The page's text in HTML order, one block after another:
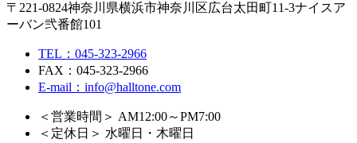
〒221-0824神奈川県横浜市神奈川区広台太田町11-3ナイスア
ーバン弐番館101
TEL：045-323-2966
FAX：045-323-2966
E-mail：info@halltone.com
＜営業時間＞ AM12:00～PM7:00
＜定休日＞ 水曜日・木曜日